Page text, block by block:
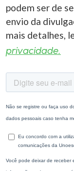
podem ser de
envio da
mais detalhes,
privacidade.